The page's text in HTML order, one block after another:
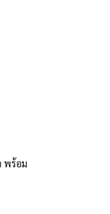
พร้อม